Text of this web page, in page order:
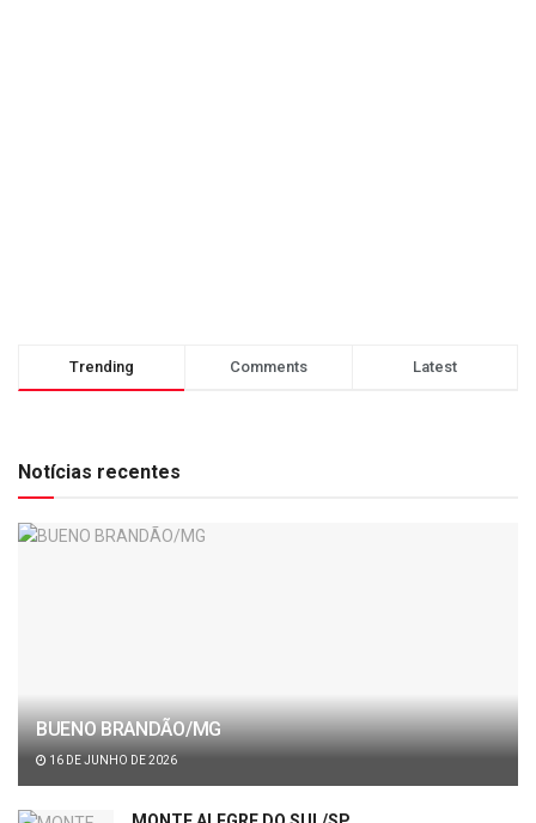
Trending Comments Latest
Notícias recentes
BUENO BRANDÃO/MG
16 DE JUNHO DE 2026